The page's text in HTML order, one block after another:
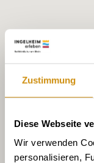
Zustimmung
Diese Webseite
Wir verwenden
personalisieren,